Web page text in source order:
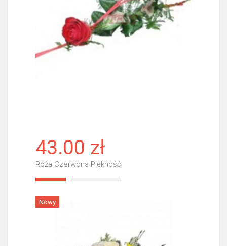
43.00 zł
Róża Czerwona Piękność
Nowy